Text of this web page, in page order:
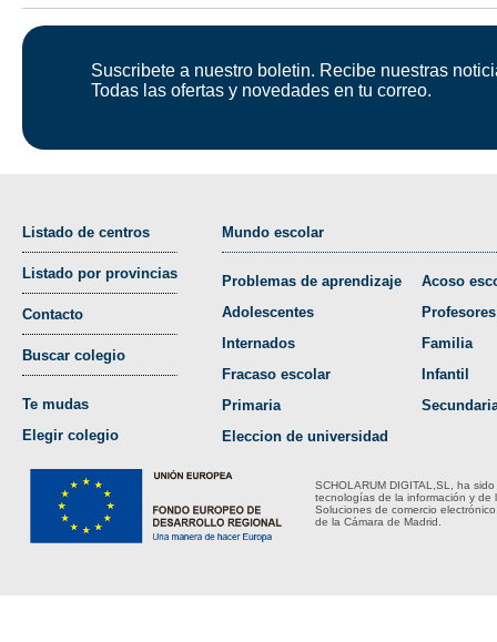
Suscribete a nuestro boletin. Recibe nuestras
Todas las ofertas y novedades en tu correo.
Listado de centros
Listado por provincias
Contacto
Buscar colegio
Te mudas
Elegir colegio
Mundo escolar
Problemas de aprendizaje
Adolescentes
Internados
Fracaso escolar
Primaria
Eleccion de universidad
Acoso
Profesores
Familia
Infantil
SCHOLARUM DIGITAL,SL, ha
tecnologías de la información y de
Soluciones de comercio
de la Cámara de Madrid.